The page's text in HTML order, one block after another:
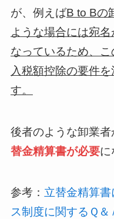
が、例えばB to Bの
ような場合には宛
なっているため、
入税額控除の要件
す。
後者のような卸業者
替金精算書が必要に
参考： 立替金精算
ス制度に関するＱ＆